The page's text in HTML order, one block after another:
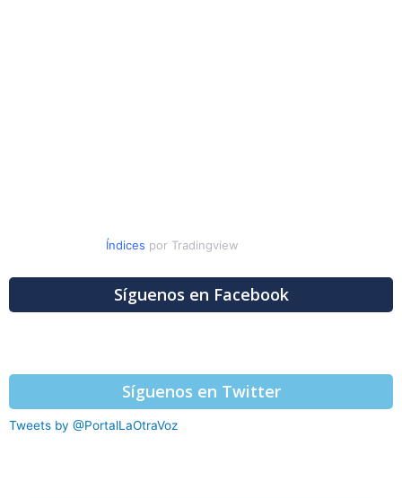
Índices por Tradingview
Síguenos en Facebook
Síguenos en Twitter
Tweets by @PortalLaOtraVoz